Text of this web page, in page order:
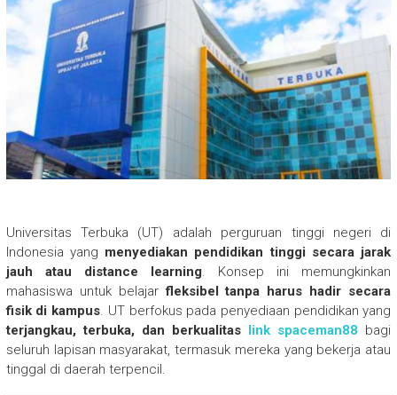
Universitas Terbuka (UT) adalah perguruan tinggi negeri di
Indonesia yang menyediakan pendidikan tinggi secara jarak
jauh atau distance learning. Konsep ini memungkinkan
mahasiswa untuk belajarfleksibel tanpa harus hadir secara
fisik di kampus. UT berfokus pada penyediaan pendidikan yang
terjangkau, terbuka, dan berkualitas link spaceman88 bagi
seluruh lapisan masyarakat, termasuk mereka yang bekerja atau
tinggal di daerah terpencil.